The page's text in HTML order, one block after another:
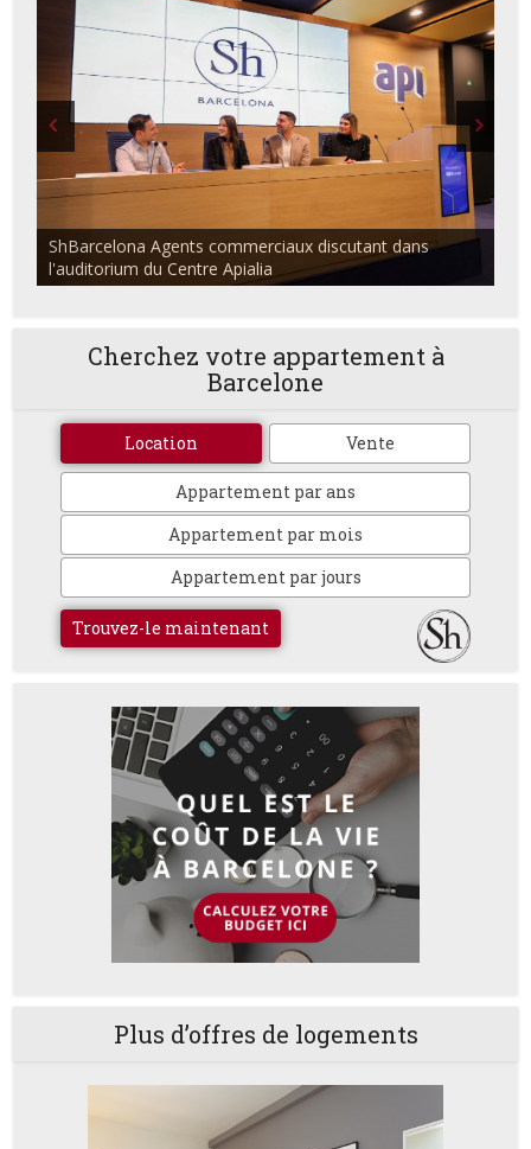
ShBarcelona Agents commerciaux discutant dans
l'auditorium du Centre Apialia
Cherchez votre appartement à
Barcelone
Location Vente
Appartement par ans
Appartement par mois
Appartement par jours
Trouvez-le maintenant
Plus d’offres de logements